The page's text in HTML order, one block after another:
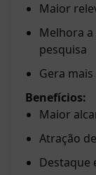
Maior
Melhora
pesquisa
Gera
Benefícios:
Maior
Atração
Destaque